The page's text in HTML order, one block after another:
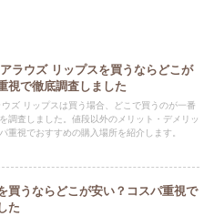
ラウズ リップスを買うならどこが
視で徹底調査しました
ズ リップスは買う場合、どこで買うのが一番
調査しました。値段以外のメリット・デメリッ
重視でおすすめの購入場所を紹介します。
買うならどこが安い？コスパ重視で
た